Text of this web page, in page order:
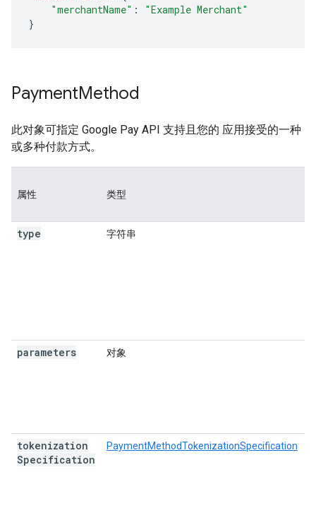
"merchantName" :
"Example Merchant"
}
PaymentMethod
此对象可指定 Google Pay API 支持且您的 应用接受的一种
或多种付款方式。
属性 类型
type 字符串
parameters 对象
tokenization
Specification
PaymentMethodTokenizationSpecification